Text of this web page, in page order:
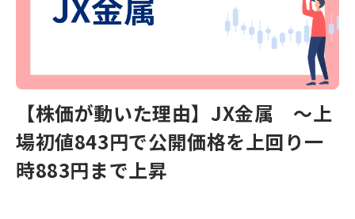
【株価が動いた理由】JX金属 〜上
場初値843円で公開価格を上回り一
時883円まで上昇